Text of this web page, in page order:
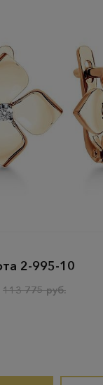
2-995-10
113 775 руб.